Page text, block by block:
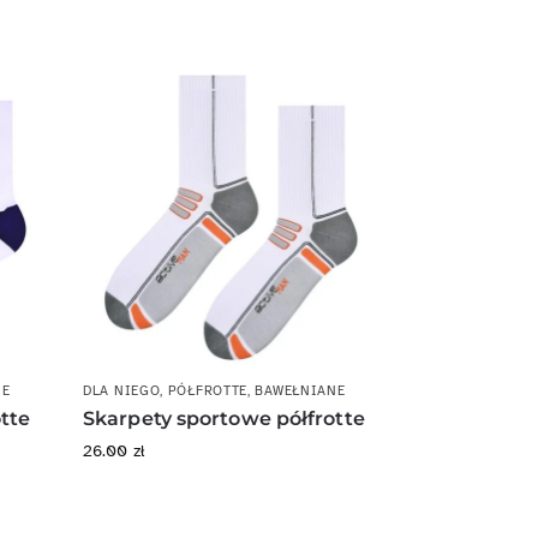
DLA NIEGO, PÓŁFROTTE, BAWEŁNIANE
Skarpety sportowe półfrotte
26.00 zł